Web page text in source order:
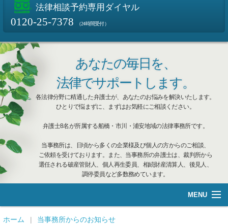
法律相談予約専用ダイヤル
0120-25-7378 （24時間受付）
あなたの毎日を、
法律でサポートします。
各法律分野に精通した弁護士が、あなたのお悩みを解決いたします。
ひとりで悩まずに、まずはお気軽にご相談ください。
弁護士8名が所属する船橋・市川・浦安地域の法律事務所です。
当事務所は、日頃から多くの企業様及び個人の方からのご相談、
ご依頼を受けております。また、当事務所の弁護士は、裁判所から
選任される破産管財人、個人再生委員、相続財産清算人、後見人、
調停委員など多数務めています。
MENU
総合案内
ホーム
当事務所からのお知らせ